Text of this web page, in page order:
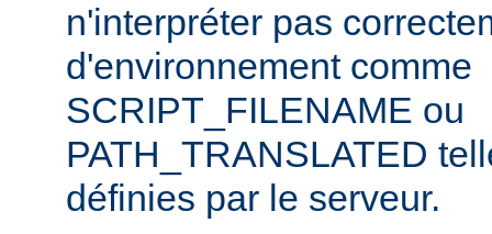
n'interpréter pas
d'environnement comme
SCRIPT_FILENAME ou
PATH_TRANSLATED
définies par le serveur.